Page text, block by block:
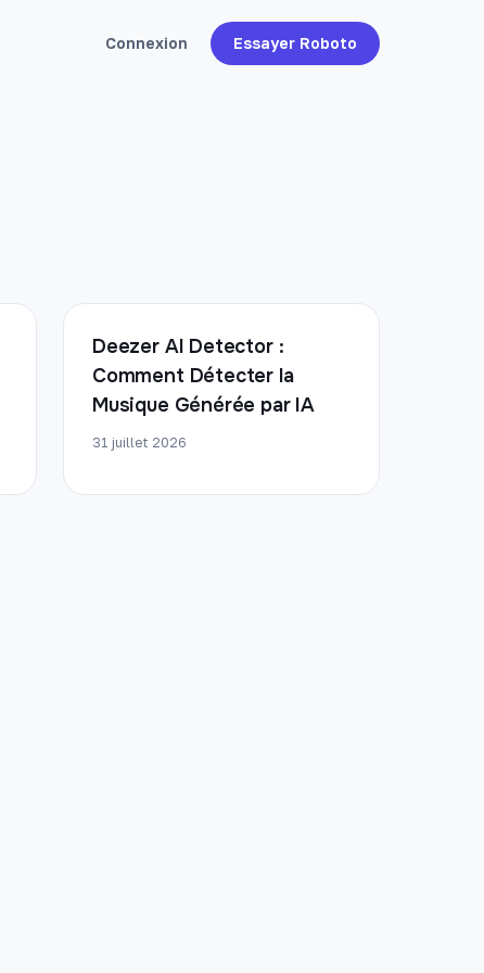
Connexion Essayer Roboto
Deezer AI Detector :
Comment Détecter la
Musique Générée par IA
31 juillet 2026